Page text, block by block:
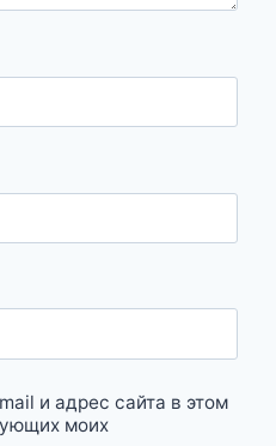
и адрес сайта в этом
моих